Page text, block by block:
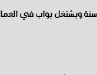
وبشتغل بواب في